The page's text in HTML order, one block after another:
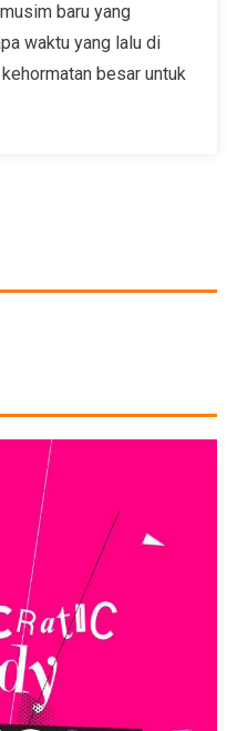
baru yang
waktu yang lalu di
besar untuk